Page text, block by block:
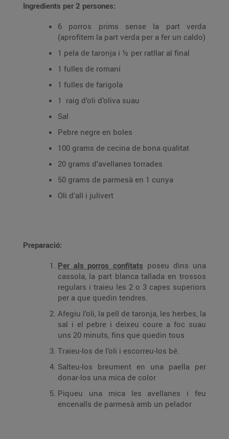
Ingredients per 2 persones:
6 porros prims sense la part verda
(aprofitem la part verda per a fer un caldo)
1 pela de taronja i ½ per ratllar al final
1 fulles de romaní
1 fulles de farigola
1 raig d’oli d’oliva suau
Sal
Pebre negre en boles
100 grams de cecina de bona qualitat
20 grams d’avellanes torrades
50 grams de parmesà en 1 cunya
Oli d’all i julivert
Preparació:
Per als porros confitats poseu dins una
cassola, la part blanca tallada en trossos
regulars i traieu les 2 o 3 capes superiors
per a que quedin tendres.
Afegiu l’oli, la pell de taronja, les herbes, la
sal i el pebre i deixeu coure a foc suau
uns 20 minuts, fins que quedin tous
Traieu-los de l’oli i escorreu-los bé.
Salteu-los breument en una paella per
donar-los una mica de color
Piqueu una mica les avellanes i feu
encenalls de parmesà amb un pelador